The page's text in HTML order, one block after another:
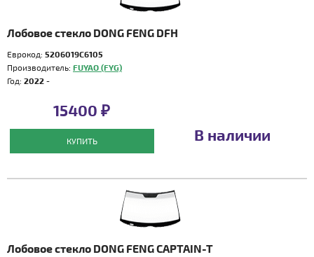
Лобовое стекло DONG FENG DFH
Еврокод: 5206019C6105
Производитель: FUYAO (FYG)
Год: 2022 -
15400 ₽
КУПИТЬ В наличии
Лобовое стекло DONG FENG CAPTAIN-T